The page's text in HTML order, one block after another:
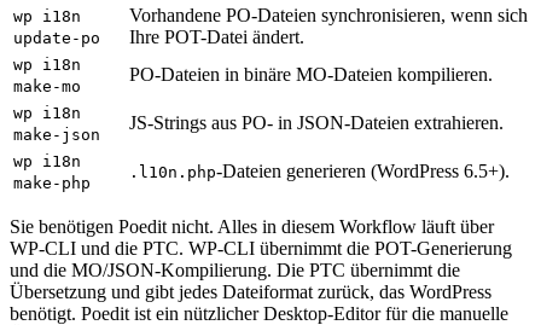
wp i18n
update-po
Vorhandene PO-Dateien synchronisieren, wenn sich
Ihre POT-Datei ändert.
wp i18n
make-mo
PO-Dateien in binäre MO-Dateien kompilieren.
wp i18n
make-json
JS-Strings aus PO- in JSON-Dateien extrahieren.
wp i18n
make-php
.l10n.php-Dateien generieren (WordPress 6.5+).
Sie benötigen Poedit nicht. Alles in diesem Workflow läuft über
WP-CLI und die PTC. WP-CLI übernimmt die POT-Generierung
und die MO/JSON-Kompilierung. Die PTC übernimmt die
Übersetzung und gibt jedes Dateiformat zurück, das WordPress
benötigt. Poedit ist ein nützlicher Desktop-Editor für die manuelle